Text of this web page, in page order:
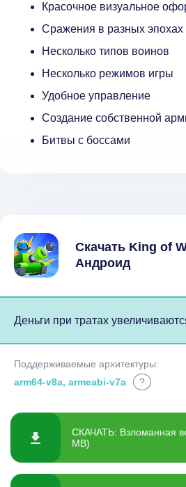
Красочное визуальное
Сражения в разных эпохах
Несколько типов воинов
Несколько режимов игры
Удобное управление
Создание собственной
Битвы с боссами
Скачать King of
Андроид
Деньги при тратах
Поддерживаемые архитектуры:
arm64-v8a, armeabi-v7a
?
СКАЧАТЬ: Взломанная
MB)